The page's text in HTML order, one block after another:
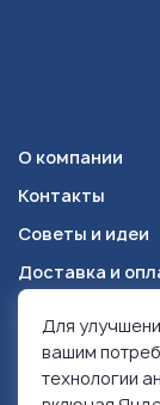
О компании
Контакты
Советы и идеи
Доставка и
Для
вашим
технологии